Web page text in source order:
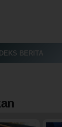
BERITA